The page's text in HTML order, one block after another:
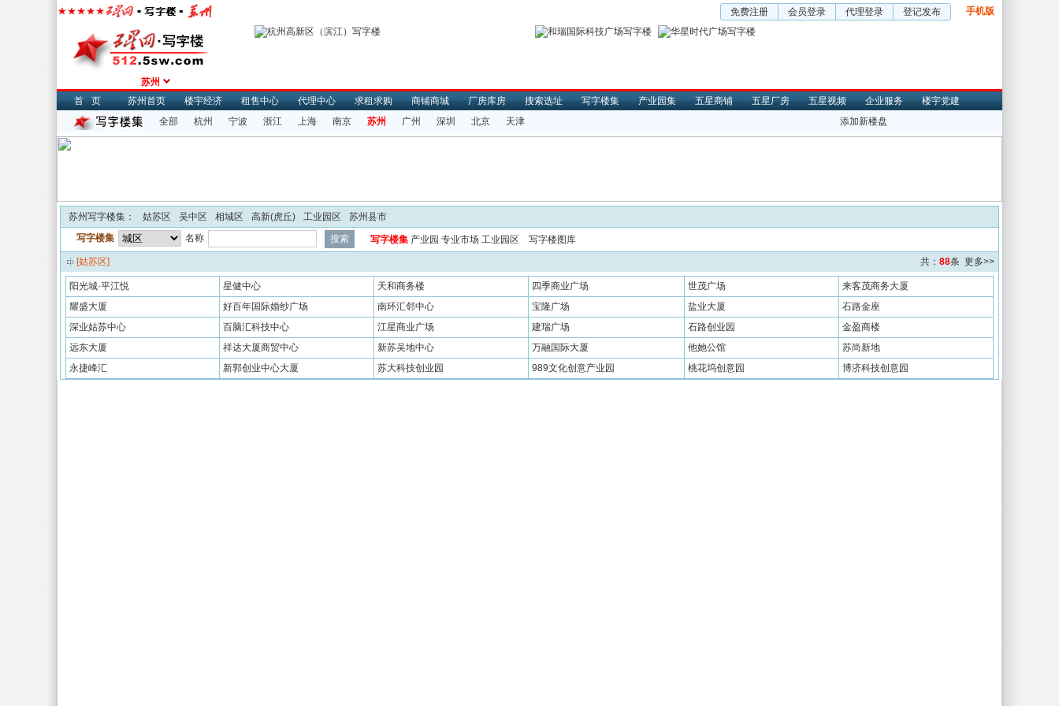
免费注册 会员登录 代理登录 登记发布 手机版
苏州
首页
苏州首页 楼宇经济 租售中心 代理中心 求租求购 商铺商城 厂房库房 搜索选址 写字楼集 产业园集 五星商铺 五星厂房 五星视频 企业服务
楼宇党建
全部
杭州 宁波 浙江 上海 南京 苏州 广州 深圳 北京 天津 添加新楼盘
苏州写字楼集 ： 姑苏区 吴中区 相城区 高新(虎丘) 工业园区
苏州县市
写字楼集
名称 写字楼集 产业园 专业市场 工业园区
写字楼图库
共： 88条 更多>>
[姑苏区]
阳光城·平江悦 星健中心 天和商务楼 四季商业广场 世茂广场
来客茂商务大厦
耀盛大厦
好百年国际婚纱广场 南环汇邻中心 宝隆广场 盐业大厦
石路金座
深业姑苏中心
百脑汇科技中心 江星商业广场 建瑞广场 石路创业园
金盈商楼
远东大厦
祥达大厦商贸中心 新苏吴地中心 万融国际大厦 他她公馆
苏尚新地
永捷峰汇
新郭创业中心大厦 苏大科技创业园 989文化创意产业园 桃花坞创意园 博济科技创意园